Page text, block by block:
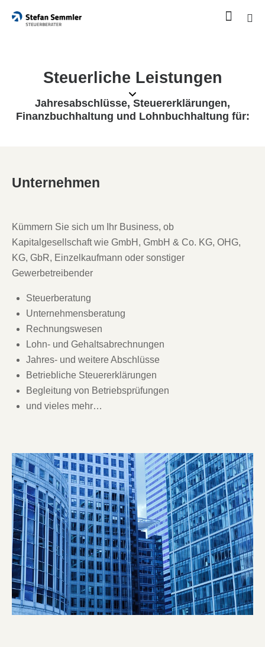
Steuerliche Leistungen
Jahresabschlüsse, Steuererklärungen,
Finanzbuchhaltung und Lohnbuchhaltung für:
Unternehmen
Kümmern Sie sich um Ihr Business, ob
Kapitalgesellschaft wie GmbH, GmbH & Co. KG, OHG,
KG, GbR, Einzelkaufmann oder sonstiger
Gewerbetreibender
Steuerberatung
Unternehmensberatung
Rechnungswesen
Lohn- und Gehaltsabrechnungen
Jahres- und weitere Abschlüsse
Betriebliche Steuererklärungen
Begleitung von Betriebsprüfungen
und vieles mehr…